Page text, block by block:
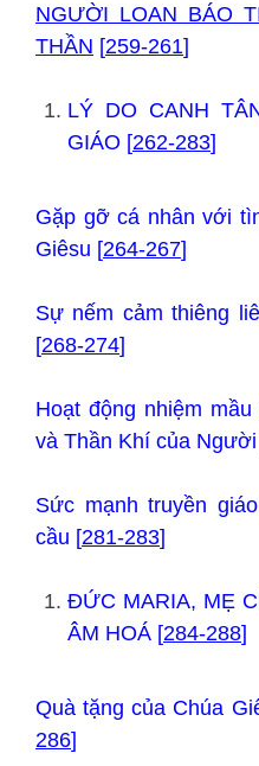
NGƯỜI LOAN BÁO
THẦN [259-261]
LÝ DO CANH
GIÁO [262-283]
Gặp gỡ cá nhân với
Giêsu [264-267]
Sự nếm cảm thiêng
[268-274]
Hoạt động nhiệm
và Thần Khí của
Sức mạnh truyền
cầu [281-283]
ĐỨC MARIA, MẸ
ÂM HOÁ [284-288]
Quà tặng của Chúa
286]